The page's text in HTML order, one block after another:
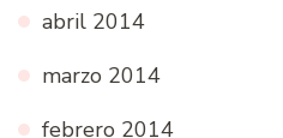
abril 2014
marzo 2014
febrero 2014